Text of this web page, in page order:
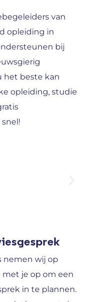
van
opleiding in
bij
het beste kan
opleiding, studie
nemen wij op
je op om een
in te plannen.